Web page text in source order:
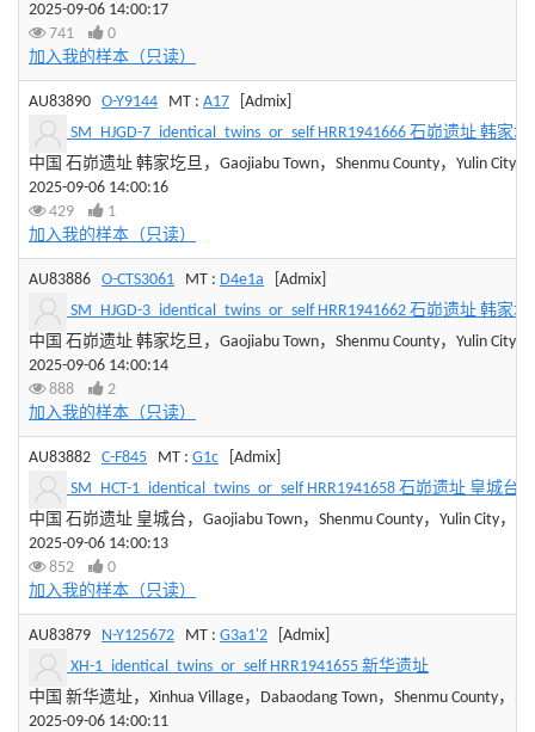
2025-09-06 14:00:17
741
0
加入我的样本（只读）
AU83890 O-Y9144 MT : A17 [Admix]
SM_HJGD-7_identical_twins_or_self HRR1941666 石峁遗址 韩家圪
中国 石峁遗址 韩家圪旦，Gaojiabu Town，Shenmu County，Yulin City，
2025-09-06 14:00:16
429
1
加入我的样本（只读）
AU83886 O-CTS3061 MT : D4e1a [Admix]
SM_HJGD-3_identical_twins_or_self HRR1941662 石峁遗址 韩家圪
中国 石峁遗址 韩家圪旦，Gaojiabu Town，Shenmu County，Yulin City，
2025-09-06 14:00:14
888
2
加入我的样本（只读）
AU83882 C-F845 MT : G1c [Admix]
SM_HCT-1_identical_twins_or_self HRR1941658 石峁遗址 皇城台
中国 石峁遗址 皇城台，Gaojiabu Town，Shenmu County，Yulin City，
2025-09-06 14:00:13
852
0
加入我的样本（只读）
AU83879 N-Y125672 MT : G3a1'2 [Admix]
XH-1_identical_twins_or_self HRR1941655 新华遗址
中国 新华遗址，Xinhua Village，Dabaodang Town，Shenmu County，
2025-09-06 14:00:11